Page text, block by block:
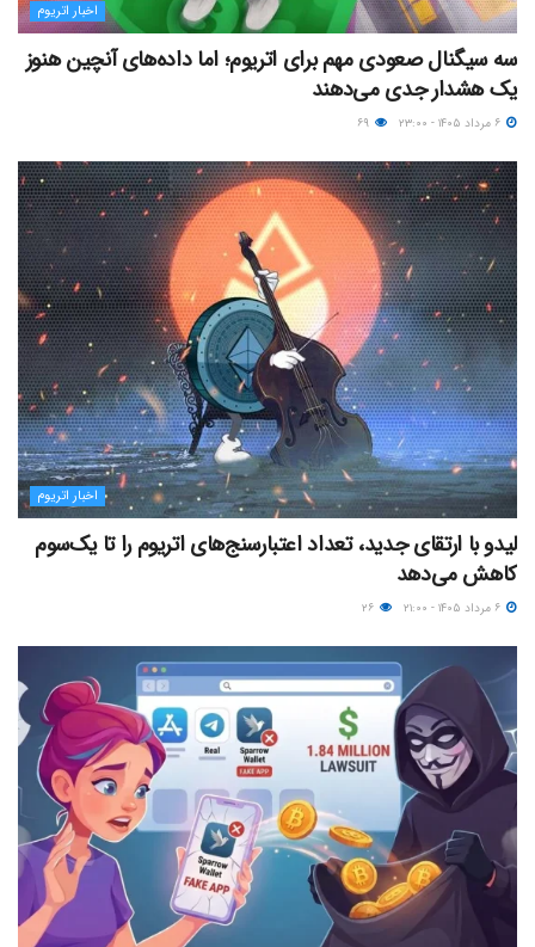
اخبار اتریوم
سه سیگنال صعودی مهم برای اتریوم؛ اما داده‌های آنچین هنوز
یک هشدار جدی می‌دهند
اخبار اتریوم
لیدو با ارتقای جدید، تعداد اعتبارسنج‌های اتریوم را تا یک‌سوم
کاهش می‌دهد